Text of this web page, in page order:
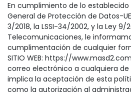
En cumplimiento de lo
General de Protección de Datos-
3/2018, la LSSI-34/2002, y la Ley 9/
Telecomunicaciones, le
cumplimentación de cualquier
SITIO WEB: https://
correo electrónico a cualquiera de
implica la aceptación de esta
como la autorización al